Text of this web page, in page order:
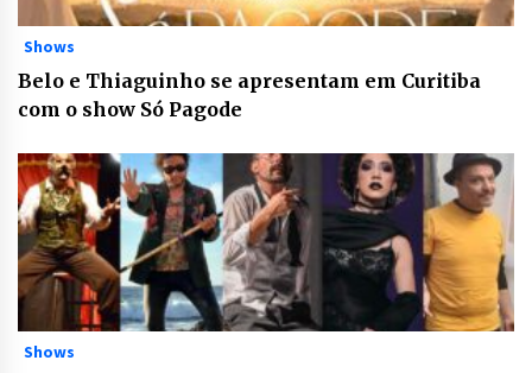
Shows
Belo e Thiaguinho se apresentam em Curitiba
com o show Só Pagode
Shows